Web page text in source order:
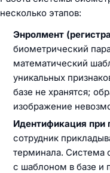
несколько этапов:
Энролмент
биометрический
математический
уникальных
базе не хранятся;
изображение
Идентификация при
сотрудник
терминала. Система
с шаблоном в базе и